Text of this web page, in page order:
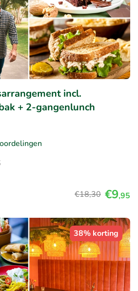
incl.
+ 2-gangenlunch
€18,30 €9,95
38% korting